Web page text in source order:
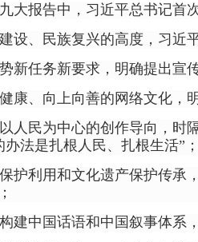
大报告中，习近平总书记首
设、民族复兴的高度，习近
新任务新要求，明确提出宣
康、向上向善的网络文化，
人民为中心的创作导向，时
办法是扎根人民、扎根生活”
护利用和文化遗产保护传承
建中国话语和中国叙事体系